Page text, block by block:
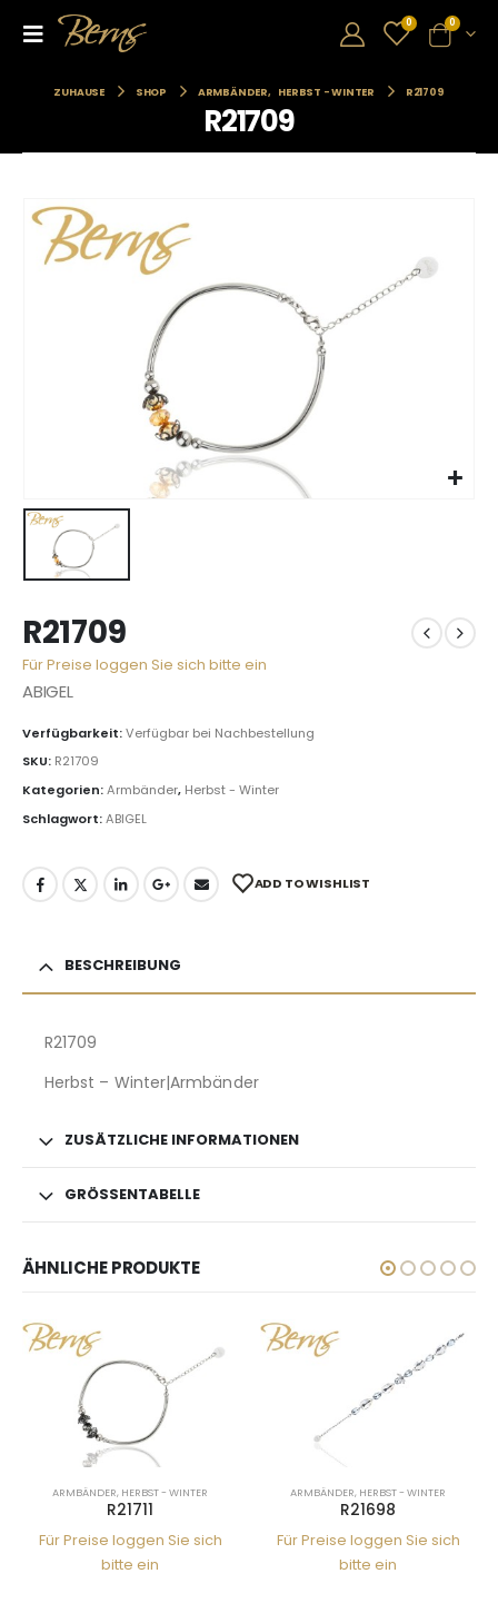
0 0
ZUHAUSE SHOP ARMBÄNDER, HERBST - WINTER R21709
R21709
R21709
Für Preise loggen Sie sich bitte ein
ABIGEL
Verfügbarkeit:Verfügbar bei Nachbestellung
SKU: R21709
Kategorien:Armbänder, Herbst - Winter
Schlagwort:ABIGEL
ADD TO WISHLIST
BESCHREIBUNG
R21709
Herbst – Winter|Armbänder
ZUSÄTZLICHE INFORMATIONEN
GRÖSSENTABELLE
ÄHNLICHE PRODUKTE
ARMBÄNDER, HERBST - WINTER
R21711
Für Preise loggen Sie sich
bitte ein
ARMBÄNDER, HERBST - WINTER
R21698
Für Preise loggen Sie sich
bitte ein